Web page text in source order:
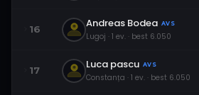
16 Andreas Bodea AVS
Lugoj · 1 ev. · best 6.050
17 Luca pascu AVS
Constanța · 1 ev. · best 6.050